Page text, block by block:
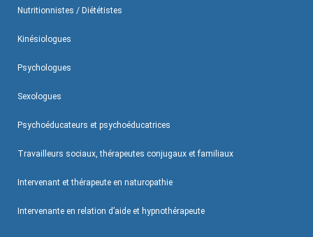
Nutritionnistes / Diététistes
Kinésiologues
Psychologues
Sexologues
Psychoéducateurs et psychoéducatrices
Travailleurs sociaux, thérapeutes conjugaux et familiaux
Intervenant et thérapeute en naturopathie
Intervenante en relation d’aide et hypnothérapeute